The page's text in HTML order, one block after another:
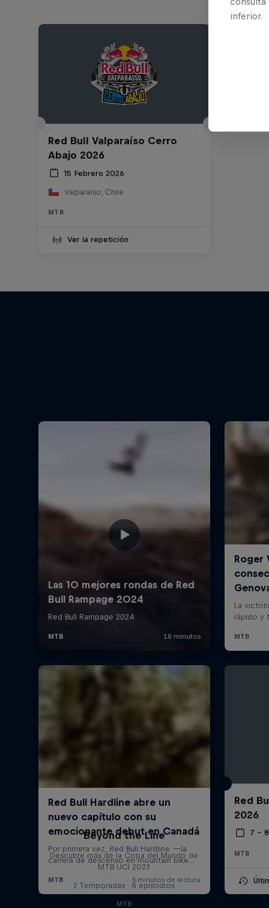
Red Bull Valparaíso Cerro
Abajo 2026
15 Febrero 2026
Valparaíso, Chile
MTB
Ver la repetición
Red
2026
7 –
MTB
Beyond the Line
Descubre más de la Copa del Mundo de
MTB UCI 2023
2 Temporadas · 8 episodios
MTB
inferior.